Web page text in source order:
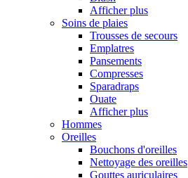
Afficher plus
Soins de plaies
Trousses de secours
Emplatres
Pansements
Compresses
Sparadraps
Ouate
Afficher plus
Hommes
Oreilles
Bouchons d'oreilles
Nettoyage des oreilles
Gouttes auriculaires